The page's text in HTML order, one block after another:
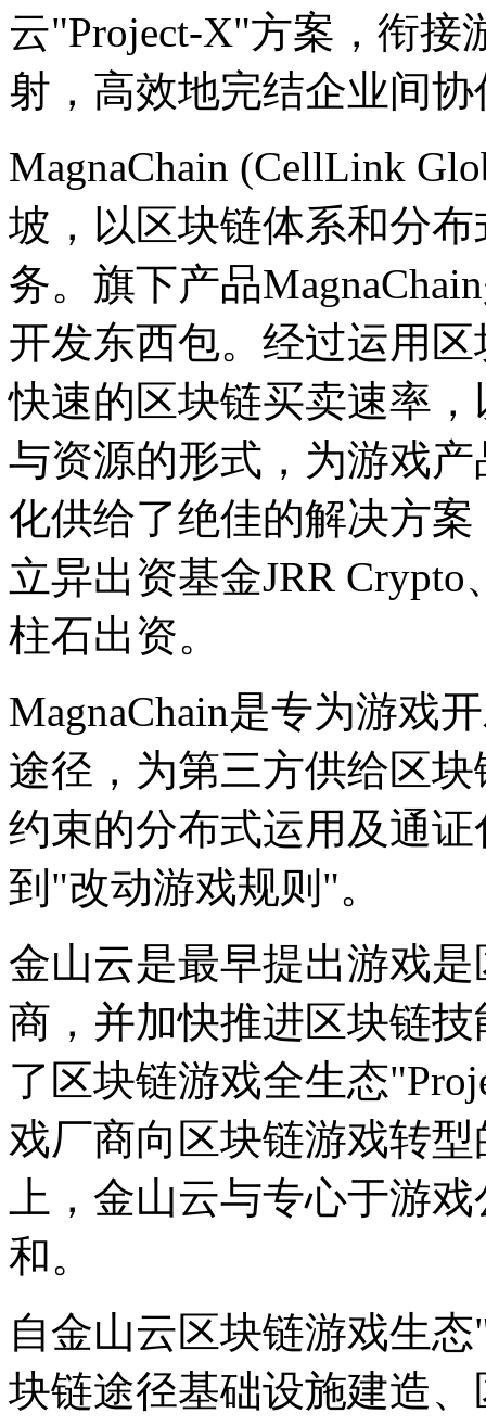
云"Project-X"方案，衔接
射，高效地完结企业间
MagnaChain (CellLink
坡，以区块链体系和分
务。旗下产品
开发东西包。经过运用
快速的区块链买卖速率
与资源的形式，为游戏
化供给了绝佳的解决方
立异出资基金JRR Crypto
柱石出资。
MagnaChain是专为游戏
途径，为第三方供给区
约束的分布式运用及通
到"改动游戏规则"。
金山云是最早提出游戏
商，并加快推进区块链
了区块链游戏全生态
戏厂商向区块链游戏转
上，金山云与专心于游
和。
自金山云区块链游戏生
块链途径基础设施建造